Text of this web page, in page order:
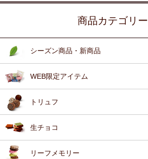
商品カテゴリー
シーズン商品・新商品
WEB限定アイテム
トリュフ
生チョコ
リーフメモリー